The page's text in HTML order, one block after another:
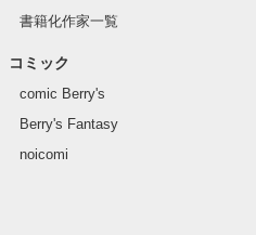
書籍化作家一覧
コミック
comic Berry's
Berry's Fantasy
noicomi